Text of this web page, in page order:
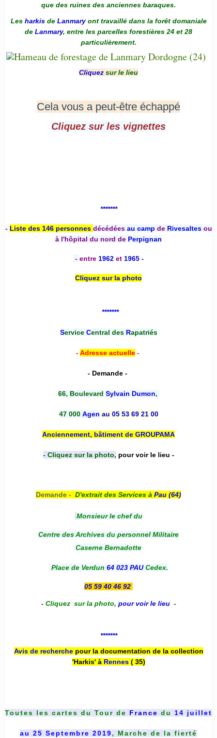
que des ruines des anciennes baraques.
Les harkis de Lanmaryont travaillé dans la forêt domaniale
de Lanmary, entre les parcelles forestières 24 et 28
particulièrement.
Cliquez sur le lieu
Cela vous a peut-être échappé
Cliquez sur les vignettes
*******
- Liste des 146 personnes décédées au camp deRivesaltesou
à l'hôpital du nord de Perpignan
- entre 1962 et 1965 -
Cliquez sur la photo
*******
Service Central desRapatriés
-Adresse actuelle-
- Demande -
66, Boulevard Sylvain Dumon,
47 000 Agen au 05 53 69 21 00
Anciennement, bâtiment de GROUPAMA
- Cliquez sur la photo, pour voir le lieu -
Demande - D'extrait des Services à Pau (64)
Monsieur le chef du
Centre des Archives du personnel Militaire
Caserne Bernadotte
Place de Verdun 64 023 PAUCedex.
05 59 40 46 92
- Cliquez sur la photo, pour voir le lieu -
*******
Avis de recherche pour la documentation de la collection
'Harkis' à Rennes( 35)
Toutes les cartes du Tour de France du 14 juillet
au 25 Septembre 2019, Marche de la fierté